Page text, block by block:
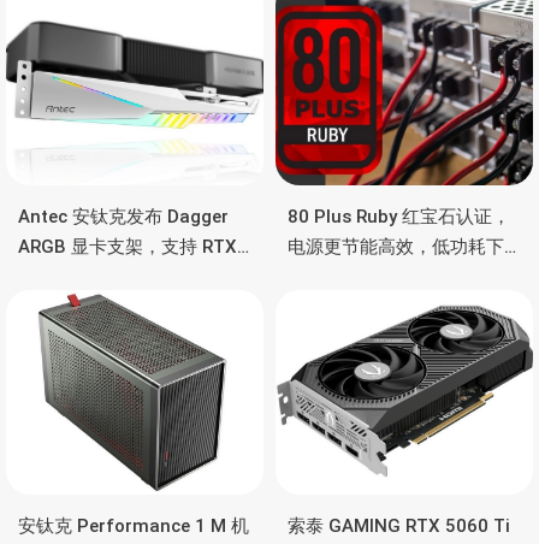
Antec 安钛克发布 Dagger
ARGB 显卡支架，支持 RTX
彩灯效
80 Plus Ruby 红宝石认证，
电源更节能高效，低功耗下
安钛克 Performance 1 M 机
索泰 GAMING RTX 5060 Ti